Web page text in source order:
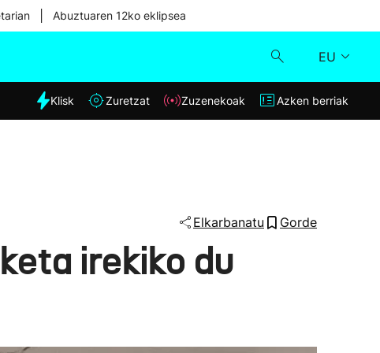
Abuztuaren 12ko eklipsea
EU
Klisk
Klisk Zuretzat Zuzenekoak Azken berriak
Elkarbanatu Gorde
irekiko du